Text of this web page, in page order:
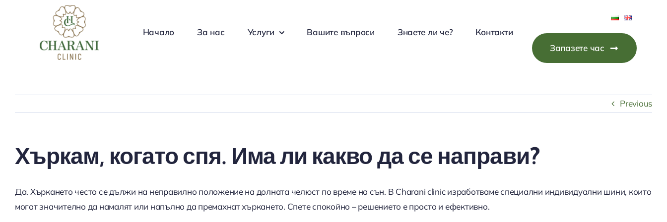
Начало За нас Услуги Вашите въпроси Знаете ли че?
Контакти
Запазете час
Previous
Хъркам, когато спя. Има ли какво да се направи?
Да. Хъркането често се дължи на неправилно положение на долната челюст по време на сън. В Charani clinic изработваме специални индивидуални шини, които
могат значително да намалят или напълно да премахнат хъркането. Спете спокойно – решението е просто и ефективно.